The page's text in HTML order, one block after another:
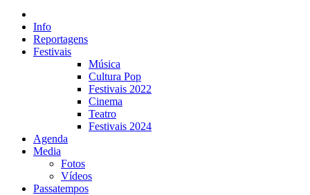
Info
Reportagens
Festivais
Música
Cultura Pop
Festivais 2022
Cinema
Teatro
Festivais 2024
Agenda
Media
Fotos
Vídeos
Passatempos